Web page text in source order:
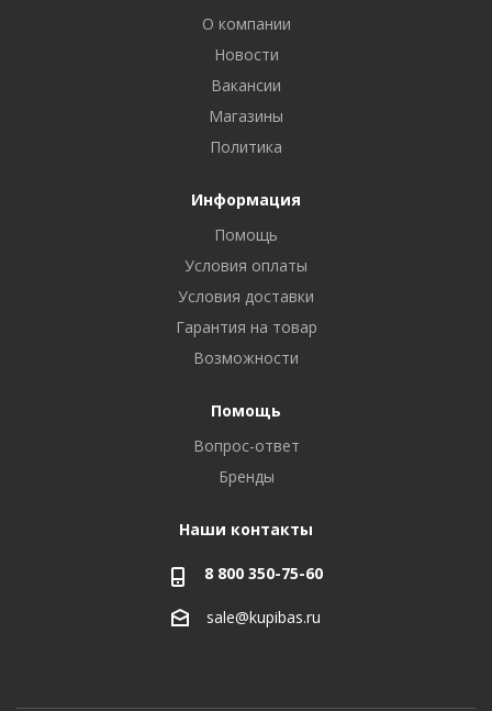
О компании
Новости
Вакансии
Магазины
Политика
Информация
Помощь
Условия оплаты
Условия доставки
Гарантия на товар
Возможности
Помощь
Вопрос-ответ
Бренды
Наши контакты
8 800 350-75-60
sale@kupibas.ru